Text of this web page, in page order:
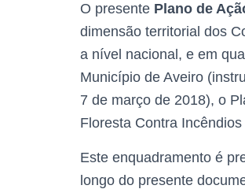
O presente Plano de
dimensão territorial dos
a nível nacional, e em
Município de Aveiro
7 de março de 2018), o
Floresta Contra
Este enquadramento é
longo do presente